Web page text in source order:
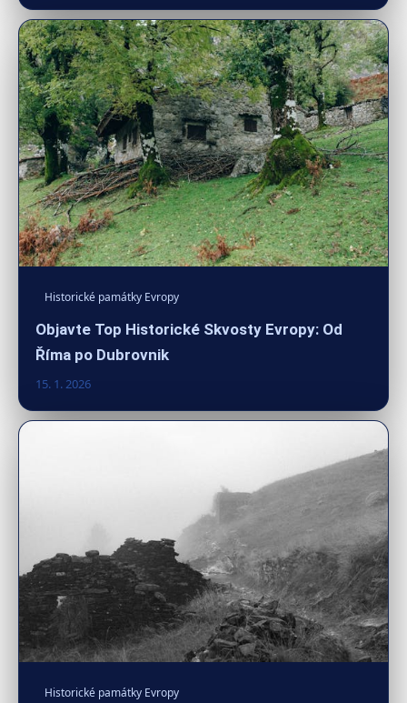
Historické památky Evropy
Objavte Top Historické Skvosty Evropy: Od
Říma po Dubrovnik
15. 1. 2026
Historické památky Evropy